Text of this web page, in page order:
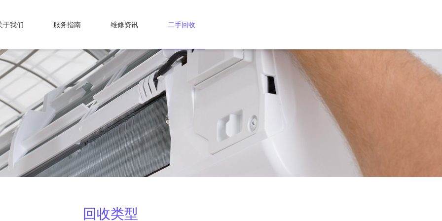
于我们 服务指南 维修资讯 二手回收
回收类型